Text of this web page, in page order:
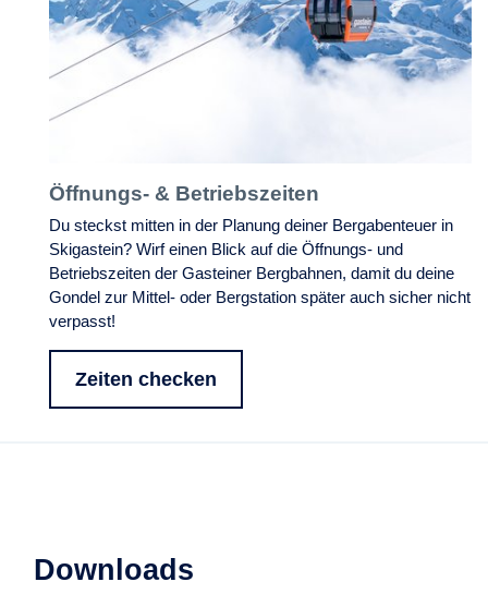
Öffnungs- & Betriebszeiten
Du steckst mitten in der Planung deiner Bergabenteuer in
Skigastein? Wirf einen Blick auf die Öffnungs- und
Betriebszeiten der Gasteiner Bergbahnen, damit du deine
Gondel zur Mittel- oder Bergstation später auch sicher nicht
verpasst!
Zeiten checken
Downloads